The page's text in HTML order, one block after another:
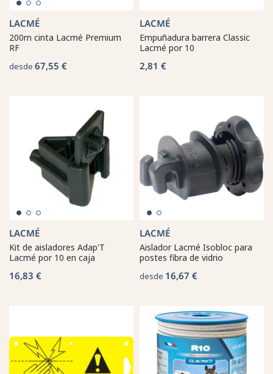
LACMÉ
200m cinta Lacmé Premium
RF
desde 67,55 €
LACMÉ
Empuñadura barrera Classic
Lacmé por 10
2,81 €
LACMÉ
Kit de aisladores Adap'T
Lacmé por 10 en caja
16,83 €
LACMÉ
Aislador Lacmé Isobloc para
postes fibra de vidrio
desde 16,67 €